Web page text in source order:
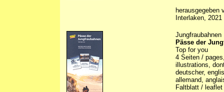
herausgegeben
Interlaken, 2021
Jungfraubahnen
Pässe der
Top for you
4 Seiten /
illustrations,
deutscher,
allemand,
Faltblatt /